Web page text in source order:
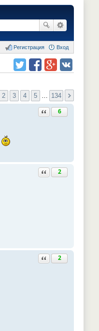
Вход
Регистрация
2 3 4 5 134
Ответить с цитатой
6
Ответить с цитатой
2
Ответить с цитатой
2